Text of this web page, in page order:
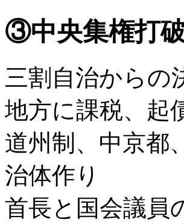
③中央集権打
三割自治からの
地方に課税、起
道州制、中京都
治体作り
首長と国会議員